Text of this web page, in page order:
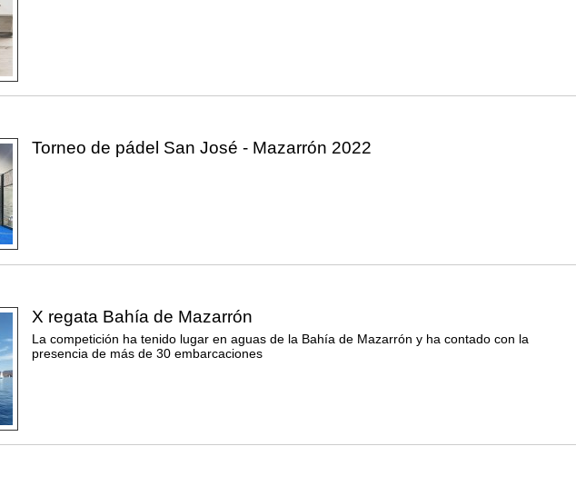
Torneo de pádel San José - Mazarrón 2022
X regata Bahía de Mazarrón
La competición ha tenido lugar en aguas de la Bahía de Mazarrón y ha contado con la
presencia de más de 30 embarcaciones